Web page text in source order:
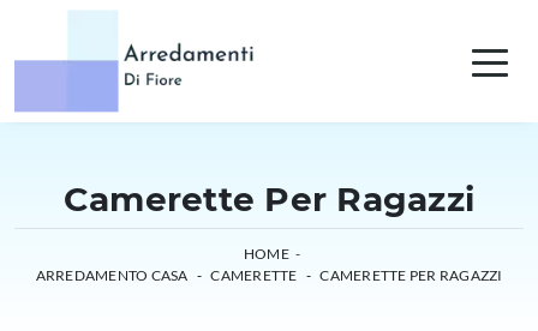
Camerette Per Ragazzi
HOME -
ARREDAMENTO CASA - CAMERETTE - CAMERETTE PER RAGAZZI